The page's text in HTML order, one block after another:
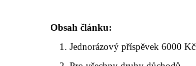
Obsah článku:
Jednorázový příspěvek 6000 Kč